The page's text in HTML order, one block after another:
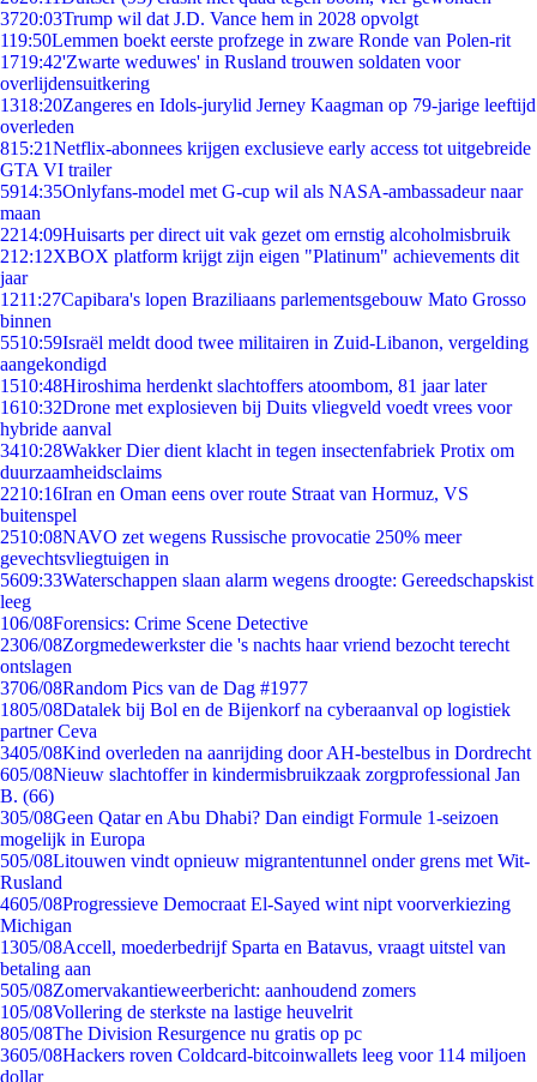
3720:03Trump wil dat J.D. Vance hem in 2028 opvolgt
119:50Lemmen boekt eerste profzege in zware Ronde van Polen-rit
1719:42'Zwarte weduwes' in Rusland trouwen soldaten voor
overlijdensuitkering
1318:20Zangeres en Idols-jurylid Jerney Kaagman op 79-jarige leeftijd
overleden
815:21Netflix-abonnees krijgen exclusieve early access tot uitgebreide
GTA VI trailer
5914:35Onlyfans-model met G-cup wil als NASA-ambassadeur naar
maan
2214:09Huisarts per direct uit vak gezet om ernstig alcoholmisbruik
212:12XBOX platform krijgt zijn eigen "Platinum" achievements dit
jaar
1211:27Capibara's lopen Braziliaans parlementsgebouw Mato Grosso
binnen
5510:59Israël meldt dood twee militairen in Zuid-Libanon, vergelding
aangekondigd
1510:48Hiroshima herdenkt slachtoffers atoombom, 81 jaar later
1610:32Drone met explosieven bij Duits vliegveld voedt vrees voor
hybride aanval
3410:28Wakker Dier dient klacht in tegen insectenfabriek Protix om
duurzaamheidsclaims
2210:16Iran en Oman eens over route Straat van Hormuz, VS
buitenspel
2510:08NAVO zet wegens Russische provocatie 250% meer
gevechtsvliegtuigen in
5609:33Waterschappen slaan alarm wegens droogte: Gereedschapskist
leeg
106/08Forensics: Crime Scene Detective
2306/08Zorgmedewerkster die 's nachts haar vriend bezocht terecht
ontslagen
3706/08Random Pics van de Dag #1977
1805/08Datalek bij Bol en de Bijenkorf na cyberaanval op logistiek
partner Ceva
3405/08Kind overleden na aanrijding door AH-bestelbus in Dordrecht
605/08Nieuw slachtoffer in kindermisbruikzaak zorgprofessional Jan
B. (66)
305/08Geen Qatar en Abu Dhabi? Dan eindigt Formule 1-seizoen
mogelijk in Europa
505/08Litouwen vindt opnieuw migrantentunnel onder grens met Wit-
Rusland
4605/08Progressieve Democraat El-Sayed wint nipt voorverkiezing
Michigan
1305/08Accell, moederbedrijf Sparta en Batavus, vraagt uitstel van
betaling aan
505/08Zomervakantieweerbericht: aanhoudend zomers
105/08Vollering de sterkste na lastige heuvelrit
805/08The Division Resurgence nu gratis op pc
3605/08Hackers roven Coldcard-bitcoinwallets leeg voor 114 miljoen
dollar